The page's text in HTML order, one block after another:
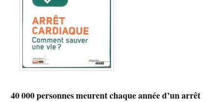
40 000 personnes meurent chaque année d’un arrêt